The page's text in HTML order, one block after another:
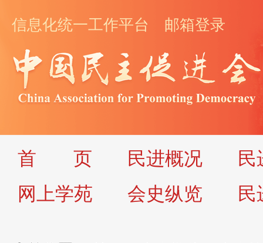
信息化统一工作平台 邮箱登录
首 页 民进概况
民
网上学苑
会史纵览 民